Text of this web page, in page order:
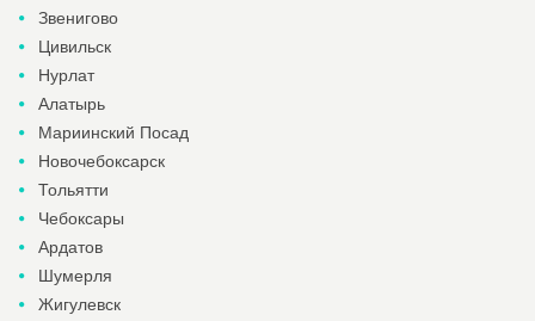
Звенигово
Цивильск
Нурлат
Алатырь
Мариинский Посад
Новочебоксарск
Тольятти
Чебоксары
Ардатов
Шумерля
Жигулевск